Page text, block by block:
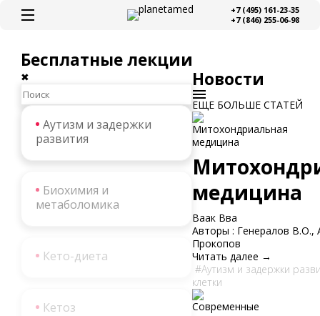
+7 (495) 161-23-35
+7 (846) 255-06-98
Бесплатные лекции
✖
Аутизм и задержки
развития
Биохимия и
метаболомика
Кето-диета
Кетоз
Новости
ЕЩЕ БОЛЬШЕ СТАТЕЙ
медицина
Ваак Вва
Авторы : Генералов В.О.,
Прокопов
Читать далее →
Аутизм и задержки
клетки